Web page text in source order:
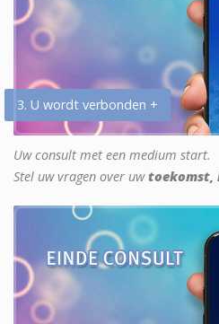
3. U wordt verbonden +
Uw consult met een medium start.
Stel uw vragen over uwtoekomst,